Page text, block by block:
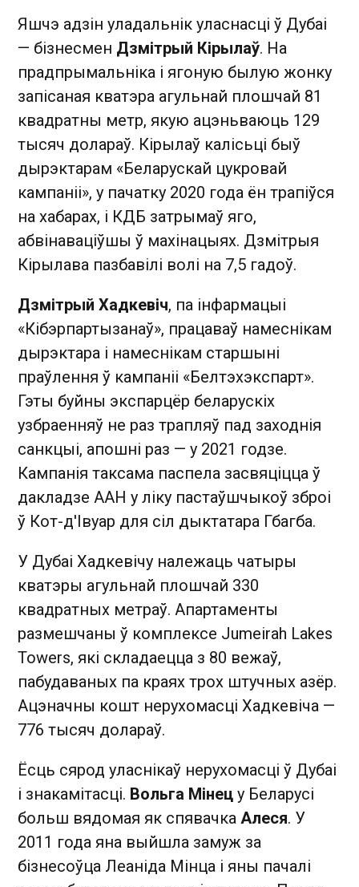
Яшчэ адзін уладальнік уласнасці ў Дубаі
— бізнесмен Дзмітрый Кірылаў. На
прадпрымальніка і ягоную былую жонку
запісаная кватэра агульнай плошчай 81
квадратны метр, якую ацэньваюць 129
тысяч долараў. Кірылаў калісьці быў
дырэктарам «Беларускай цукровай
кампаніі», у пачатку 2020 года ён трапіўся
на хабарах, і КДБ затрымаў яго,
абвінаваціўшы ў махінацыях. Дзмітрыя
Кірылава пазбавілі волі на 7,5 гадоў.
Дзмітрый Хадкевіч, па інфармацыі
«Кібэрпартызанаў», працаваў намеснікам
дырэктара і намеснікам старшыні
праўлення ў кампаніі «Белтэхэкспарт».
Гэты буйны экспарцёр беларускіх
узбраенняў не раз трапляў пад заходнія
санкцыі, апошні раз — у 2021 годзе.
Кампанія таксама паспела засвяціцца ў
дакладзе ААН у ліку пастаўшчыкоў зброі
ў Кот-д'Івуар для сіл дыктатара Гбагба.
У Дубаі Хадкевічу належаць чатыры
кватэры агульнай плошчай 330
квадратных метраў. Апартаменты
размешчаны ў комплексе Jumeirah Lakes
Towers, які складаецца з 80 вежаў,
пабудаваных па краях трох штучных азёр.
Ацэначны кошт нерухомасці Хадкевіча —
776 тысяч долараў.
Ёсць сярод уласнікаў нерухомасці ў Дубаі
і знакамітасці. Вольга Мінец у Беларусі
больш вядомая як спявачка Алеся. У
2011 года яна выйшла замуж за
бізнесоўца Леаніда Мінца і яны пачалі